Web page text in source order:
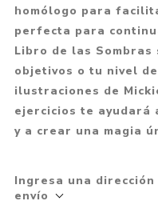
homólogo para
perfecta para
Libro de las
objetivos o tu nivel
ilustraciones de
ejercicios te ayudará
y a crear una magia
Ingresa una
envío